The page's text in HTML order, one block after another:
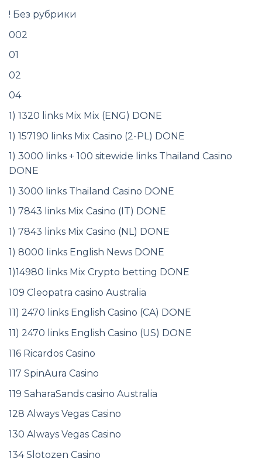
! Без рубрики
002
01
02
04
1) 1320 links Mix Mix (ENG) DONE
1) 157190 links Mix Casino (2-PL) DONE
1) 3000 links + 100 sitewide links Thailand Casino
DONE
1) 3000 links Thailand Casino DONE
1) 7843 links Mix Casino (IT) DONE
1) 7843 links Mix Casino (NL) DONE
1) 8000 links English News DONE
1)14980 links Mix Crypto betting DONE
109 Cleopatra casino Australia
11) 2470 links English Casino (CA) DONE
11) 2470 links English Casino (US) DONE
116 Ricardos Casino
117 SpinAura Casino
119 SaharaSands casino Australia
128 Always Vegas Casino
130 Always Vegas Casino
134 Slotozen Casino